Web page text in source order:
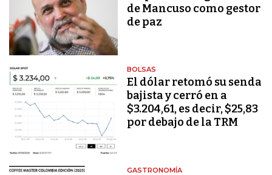
de Mancuso como gestor
de paz
BOLSAS
El dólar retomó su senda
bajista y cerró en a
$3.204,61, es decir, $25,83
por debajo de la TRM
GASTRONOMÍA